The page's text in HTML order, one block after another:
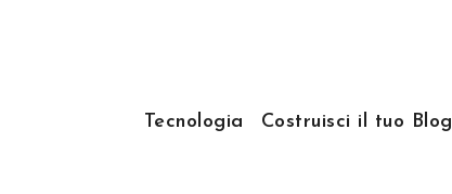
Tecnologia Costruisci il tuo Blog